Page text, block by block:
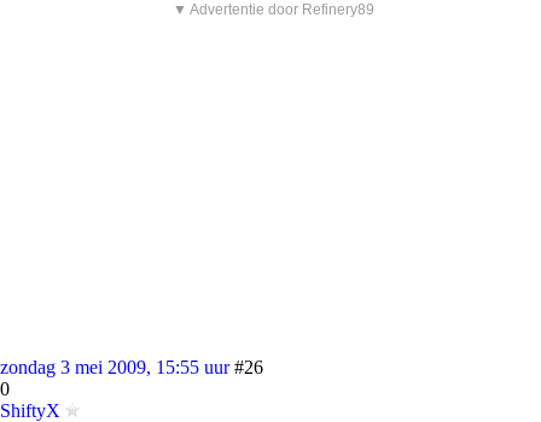
▼ Advertentie door Refinery89
zondag 3 mei 2009, 15:55 uur #26
0
ShiftyX